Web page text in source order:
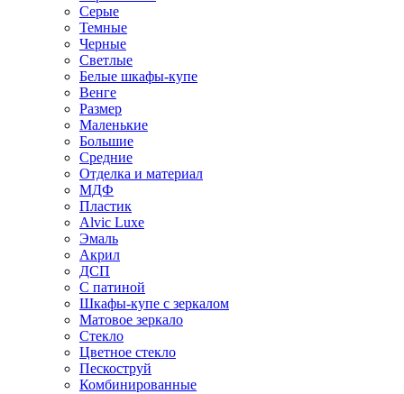
Серые
Темные
Черные
Светлые
Белые шкафы-купе
Венге
Размер
Маленькие
Большие
Средние
Отделка и материал
МДФ
Пластик
Alvic Luxe
Эмаль
Акрил
ДСП
С патиной
Шкафы-купе с зеркалом
Матовое зеркало
Стекло
Цветное стекло
Пескоструй
Комбинированные